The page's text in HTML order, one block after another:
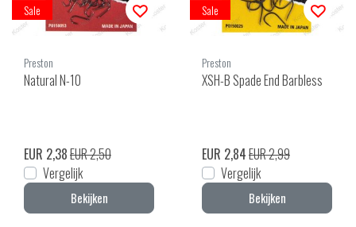
Sale
Preston
Natural N-10
EUR 2,38EUR 2,50
Vergelijk
Bekijken
Sale
Preston
XSH-B Spade End Barbless
EUR 2,84EUR 2,99
Vergelijk
Bekijken